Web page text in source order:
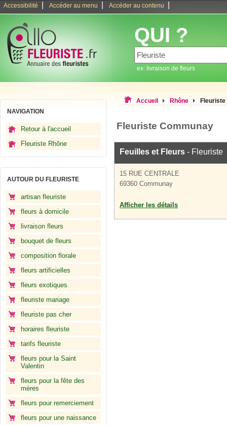
Accessibilité Accéder au menu Accéder au contenu
QUI ?
ex: livraison de fleurs
NAVIGATION
Retour à l'accueil
Fleuriste Rhône
AUTOUR DU FLEURISTE
artisan fleuriste
fleurs à domicile
livraison fleurs
bouquet de fleurs
composition florale
fleurs artificielles
fleurs exotiques
fleuriste mariage
fleuriste pas cher
horaires fleuriste
tarifs fleuriste
fleurs pour la Saint
Valentin
fleurs pour la fête des
mères
fleurs pour remerciement
fleurs pour une naissance
Accueil Rhône
Fleuriste Communay
Feuilles et Fleurs - Fleuriste
15 RUE CENTRALE
69360 Communay
Afficher les détails